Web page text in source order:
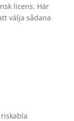
licens. Här
välja sådana